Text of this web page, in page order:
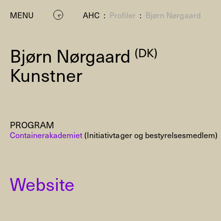
MENU AHC : Profiler : Bjørn Nørgaard
Bjørn Nørgaard (DK)
Kunstner
PROGRAM
Containerakademiet(Initiativtager og bestyrelsesmedlem)
Website